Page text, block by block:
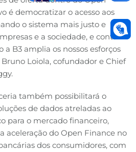
é democratizar o acesso aos
o sistema mais justo e
e a sociedade, e contar
B3 amplia os nossos esforços
Bruno Loiola, cofundador e Chief
também possibilitará o
de dados atreladas ao
para o mercado financeiro,
aceleração do Open Finance no
dos consumidores, com